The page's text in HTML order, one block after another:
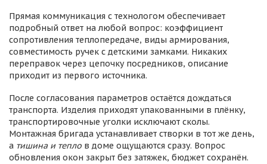
Прямая коммуникация с технологом обеспечивает
подробный ответ на любой вопрос: коэффициент
сопротивления теплопередаче, виды армирования,
совместимость ручек с детскими замками. Никаких
переправок через цепочку посредников, описание
приходит из первого источника.
После согласования параметров остаётся дождаться
транспорта. Изделия приходят упакованными в плёнку,
транспортировочные уголки исключают сколы.
Монтажная бригада устанавливает створки в тот же день,
а тишина и тепло в доме ощущаются сразу. Вопрос
обновления окон закрыт без затяжек, бюджет сохранён.